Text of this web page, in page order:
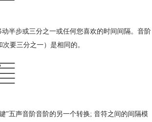
半步或三分之一或任何您喜欢的时间间隔。音阶
要三分之一）是相同的。
”五声音阶音阶的另一个转换; 音符之间的间隔模